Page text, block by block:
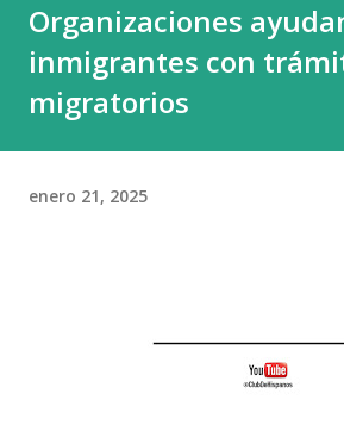
Organizaciones
inmigrantes con
migratorios
enero 21, 2025